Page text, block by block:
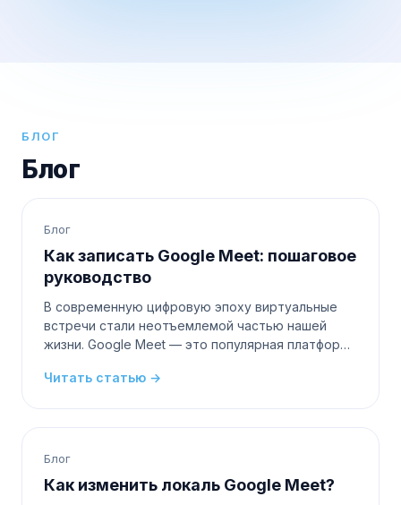
БЛОГ
Блог
Блог
Как записать Google Meet: пошаговое
руководство
В современную цифровую эпоху виртуальные
встречи стали неотъемлемой частью нашей
жизни. Google Meet — это популярная платформа
работы, учебы или социальных со
Читать статью →
Блог
Как изменить локаль Google Meet?